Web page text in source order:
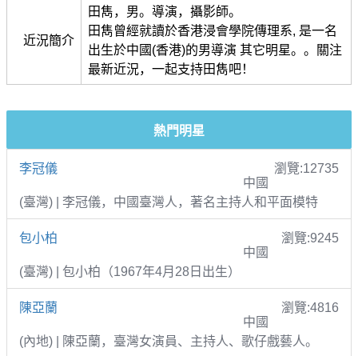
近況簡介
田雋，男。導演，攝影師。
田雋曾經就讀於香港浸會學院傳理系, 是一名
出生於中國(香港)的男導演 其它明星。。關注
最新近況，一起支持田雋吧！
熱門明星
李冠儀
瀏覽:12735
中國
(臺灣) | 李冠儀，中國臺灣人，著名主持人和平面模特
包小柏
瀏覽:9245
中國
(臺灣) | 包小柏（1967年4月28日出生）
陳亞蘭
瀏覽:4816
中國
(內地) | 陳亞蘭，臺灣女演員、主持人、歌仔戲藝人。